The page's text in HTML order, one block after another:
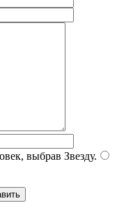
выбрав Звезду.